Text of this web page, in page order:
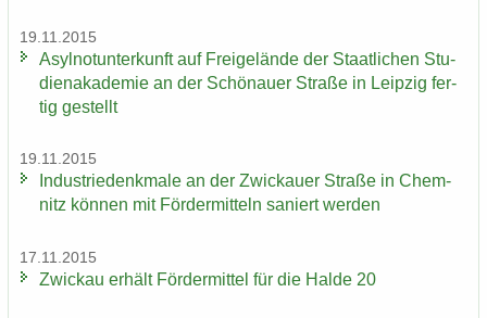
19.11.2015
Asyl­not­un­ter­kunft auf Frei­ge­län­de der Staat­li­chen Stu­
di­en­aka­de­mie an der Schö­nau­er Stra­ße in Leip­zig fer­
tig ge­stellt
19.11.2015
In­dus­trie­denk­ma­le an der Zwi­ckau­er Stra­ße in Chem­
nitz kön­nen mit För­der­mit­teln sa­niert wer­den
17.11.2015
Zwi­ckau er­hält För­der­mit­tel für die Halde 20